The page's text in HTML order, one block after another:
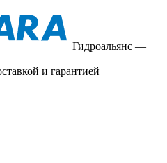
Гидроальянс —
и гарантией